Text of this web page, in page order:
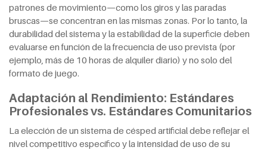
patrones de movimiento—como los giros y las paradas
bruscas—se concentran en las mismas zonas. Por lo tanto, la
durabilidad del sistema y la estabilidad de la superficie deben
evaluarse en función de la frecuencia de uso prevista (por
ejemplo, más de 10 horas de alquiler diario) y no solo del
formato de juego.
Adaptación al Rendimiento: Estándares
Profesionales vs. Estándares Comunitarios
La elección de un sistema de césped artificial debe reflejar el
nivel competitivo específico y la intensidad de uso de su